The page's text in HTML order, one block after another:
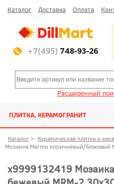
Каталог Доставка Оплата
+7(495) 748-93-26
Расширенный
ПЛИТКА, КЕРАМОГРАНИТ
Каталог > Керамическая плитка и
Мозаика Marmo коричневый/бежевый
х9999132419